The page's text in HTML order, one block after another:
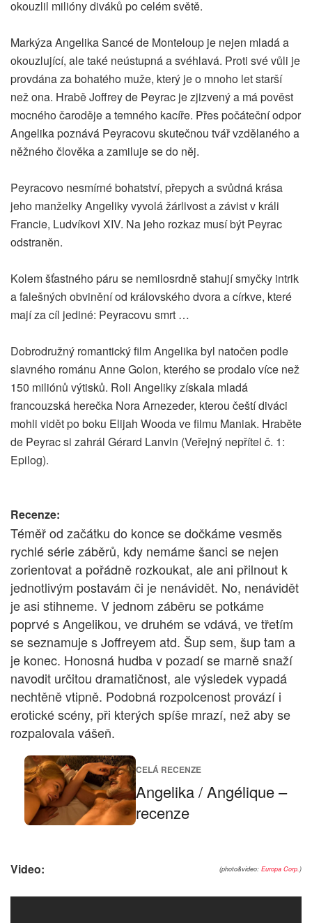
okouzlil milióny diváků po celém světě.
Markýza Angelika Sancé de Monteloup je nejen mladá a
okouzlující, ale také neústupná a svéhlavá. Proti své vůli je
provdána za bohatého muže, který je o mnoho let starší
než ona. Hrabě Joffrey de Peyrac je zjizvený a má pověst
mocného čaroděje a temného kacíře. Přes počáteční odpor
Angelika poznává Peyracovu skutečnou tvář vzdělaného a
něžného člověka a zamiluje se do něj.
Peyracovo nesmírné bohatství, přepych a svůdná krása
jeho manželky Angeliky vyvolá žárlivost a závist v králi
Francie, Ludvíkovi XIV. Na jeho rozkaz musí být Peyrac
odstraněn.
Kolem šťastného páru se nemilosrdně stahují smyčky intrik
a falešných obvinění od královského dvora a církve, které
mají za cíl jediné: Peyracovu smrt …
Dobrodružný romantický film Angelika byl natočen podle
slavného románu Anne Golon, kterého se prodalo více než
150 miliónů výtisků. Roli Angeliky získala mladá
francouzská herečka Nora Arnezeder, kterou čeští diváci
mohli vidět po boku Elijah Wooda ve filmu Maniak. Hraběte
de Peyrac si zahrál Gérard Lanvin (Veřejný nepřítel č. 1:
Epilog).
Recenze:
Téměř od začátku do konce se dočkáme vesměs
rychlé série záběrů, kdy nemáme šanci se nejen
zorientovat a pořádně rozkoukat, ale ani přilnout k
jednotlivým postavám či je nenávidět. No, nenávidět
je asi stihneme. V jednom záběru se potkáme
poprvé s Angelikou, ve druhém se vdává, ve třetím
se seznamuje s Joffreyem atd. Šup sem, šup tam a
je konec. Honosná hudba v pozadí se marně snaží
navodit určitou dramatičnost, ale výsledek vypadá
nechtěně vtipně. Podobná rozpolcenost provází i
erotické scény, při kterých spíše mrazí, než aby se
rozpalovala vášeň.
CELÁ RECENZE
Angelika / Angélique –
recenze
(photo&video: Europa Corp.)
Video: